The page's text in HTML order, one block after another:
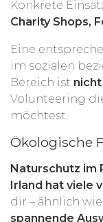
Konkrete
Charity Shops,
Eine
im sozialen
Bereich ist
Volunteering
möchtest.
Ökologische
Naturschutz im
Irland hat viele
dir – ähnlich
spannende